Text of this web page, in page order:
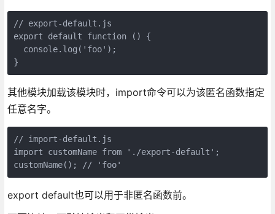
// export-default.js
export default function () {
  console.log('foo');
}
其他模块加载该模块时，import命令可以为该匿名函数指定
任意名字。
// import-default.js
import customName from './export-default';
customName(); // 'foo'
export default也可以用于非匿名函数前。